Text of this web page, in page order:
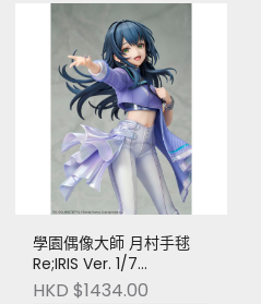
學園偶像大師 月村手毬
Re;IRIS Ver. 1/7
Complete Figure
HKD $1434.00